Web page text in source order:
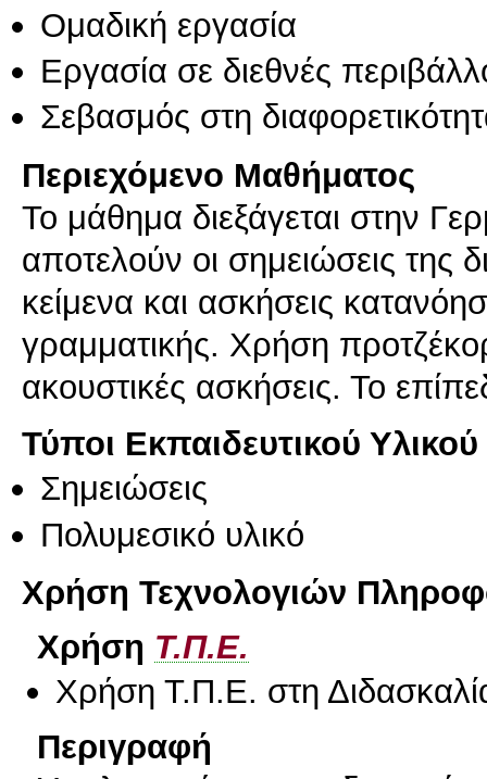
Ομαδική εργασία
Εργασία σε διεθνές
Σεβασμός στη
Περιεχόμενο Μαθήματος
Το μάθημα διεξάγεται στην
αποτελούν οι σημειώσεις της
κείμενα και ασκήσεις
γραμματικής. Χρήση
ακουστικές ασκήσεις. Το
Τύποι Εκπαιδευτικού Υλικού
Σημειώσεις
Πολυμεσικό υλικό
Χρήση Τεχνολογιών
Χρήση Τ.Π.Ε.
Χρήση Τ.Π.Ε. στη
Περιγραφή